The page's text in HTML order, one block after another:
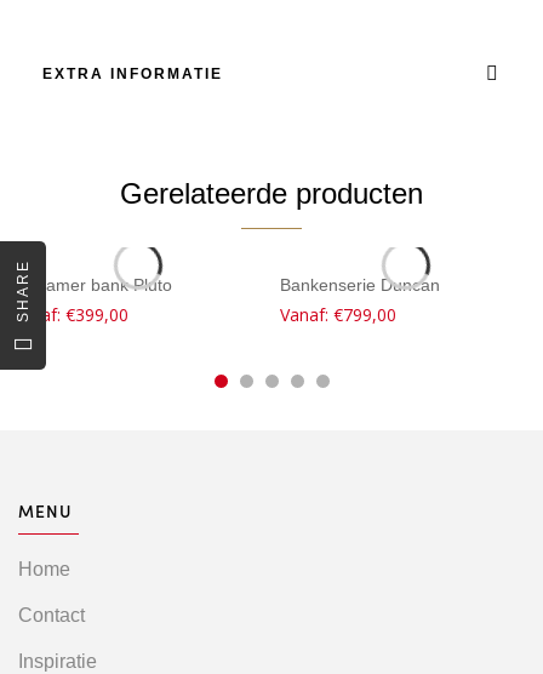
SHARE
EXTRA INFORMATIE
Gerelateerde producten
Eetkamer bank Pluto
Vanaf: €399,00
Bankenserie Duncan
Vanaf: €799,00
MENU
Home
Contact
Inspiratie